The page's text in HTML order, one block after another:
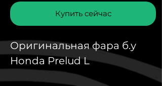
Купить сейчас
Оригинальная фара б.у
Honda Prelud L